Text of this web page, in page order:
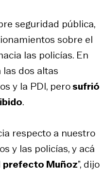
seguridad pública,
sobre el
las policías. En
dos altas
y la PDI, perosufrió
.
respecto a nuestro
y las policías, y acá
prefecto Muñoz”, dijo